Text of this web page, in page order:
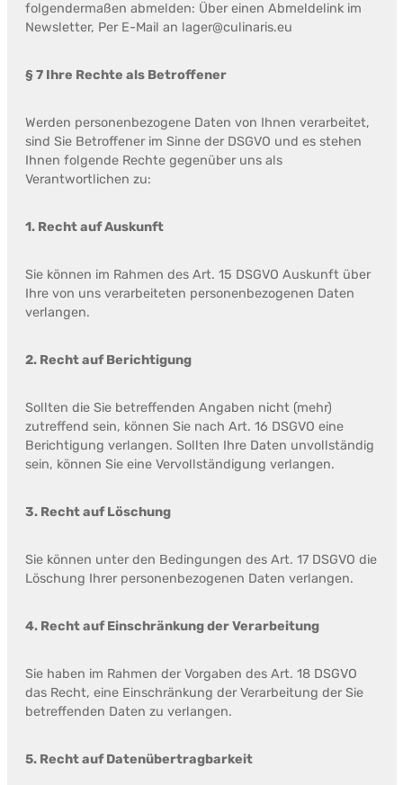
folgendermaßen abmelden: Über einen Abmeldelink im
Newsletter, Per E-Mail an lager@culinaris.eu
§ 7 Ihre Rechte als Betroffener
Werden personenbezogene Daten von Ihnen verarbeitet,
sind Sie Betroffener im Sinne der DSGVO und es stehen
Ihnen folgende Rechte gegenüber uns als
Verantwortlichen zu:
1. Recht auf Auskunft
Sie können im Rahmen des Art. 15 DSGVO Auskunft über
Ihre von uns verarbeiteten personenbezogenen Daten
verlangen.
2. Recht auf Berichtigung
Sollten die Sie betreffenden Angaben nicht (mehr)
zutreffend sein, können Sie nach Art. 16 DSGVO eine
Berichtigung verlangen. Sollten Ihre Daten unvollständig
sein, können Sie eine Vervollständigung verlangen.
3. Recht auf Löschung
Sie können unter den Bedingungen des Art. 17 DSGVO die
Löschung Ihrer personenbezogenen Daten verlangen.
4. Recht auf Einschränkung der Verarbeitung
Sie haben im Rahmen der Vorgaben des Art. 18 DSGVO
das Recht, eine Einschränkung der Verarbeitung der Sie
betreffenden Daten zu verlangen.
5. Recht auf Datenübertragbarkeit